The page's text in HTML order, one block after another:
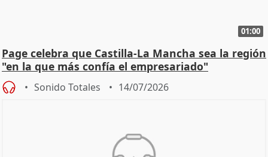
01:00
Page celebra que Castilla-La Mancha sea la región
"en la que más confía el empresariado"
Sonido Totales 14/07/2026